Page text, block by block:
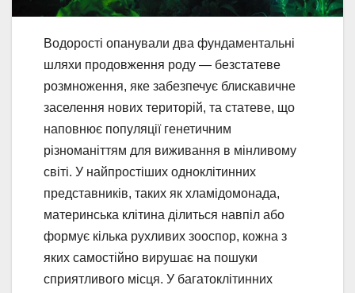
Водорості опанували два фундаментальні
шляхи продовження роду — безстатеве
розмноження, яке забезпечує блискавичне
заселення нових територій, та статеве, що
наповнює популяції генетичним
різноманіттям для виживання в мінливому
світі. У найпростіших одноклітинних
представників, таких як хламідомонада,
материнська клітина ділиться навпіл або
формує кілька рухливих зооспор, кожна з
яких самостійно вирушає на пошуки
сприятливого місця. У багатоклітинних